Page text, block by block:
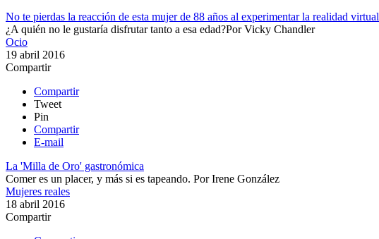
No te pierdas la reacción de esta mujer de 88 años al experimentar la realidad virtual
¿A quién no le gustaría disfrutar tanto a esa edad?​​PorVicky Chandler
Ocio
19 abril 2016
Compartir
Compartir
Tweet
Pin
Compartir
E-mail
La 'Milla de Oro' gastronómica
Comer es un placer, y más si es tapeando. PorIrene González
Mujeres reales
18 abril 2016
Compartir